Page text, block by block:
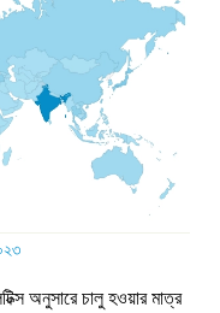
অনুসারে চালু হওয়ার মাত্র